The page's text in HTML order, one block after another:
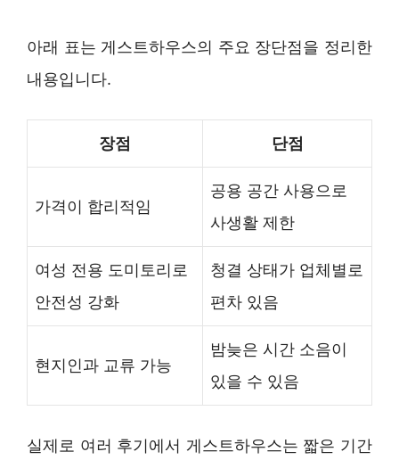
아래 표는 게스트하우스의 주요 장단점을 정리한
내용입니다.
장점 단점
가격이 합리적임
공용 공간 사용으로
사생활 제한
여성 전용 도미토리로
안전성 강화
청결 상태가 업체별로
편차 있음
현지인과 교류 가능
밤늦은 시간 소음이
있을 수 있음
실제로 여러 후기에서 게스트하우스는 짧은 기간